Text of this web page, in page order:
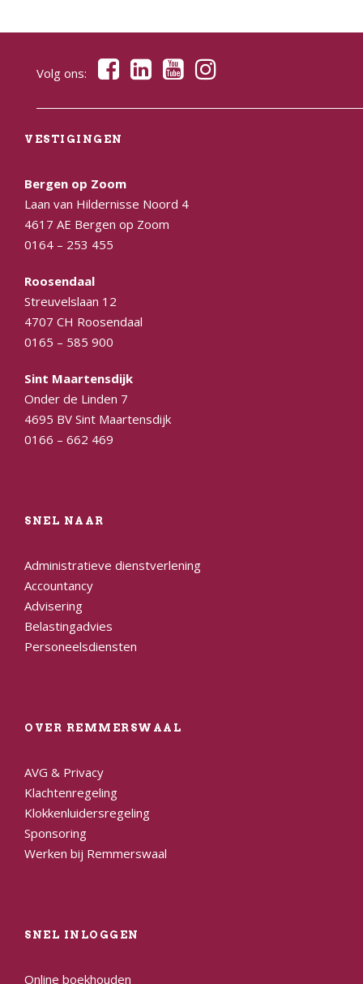
Volg ons:
VESTIGINGEN
Bergen op Zoom
Laan van Hildernisse Noord 4
4617 AE Bergen op Zoom
0164 – 253 455
Roosendaal
Streuvelslaan 12
4707 CH Roosendaal
0165 – 585 900
Sint Maartensdijk
Onder de Linden 7
4695 BV Sint Maartensdijk
0166 – 662 469
SNEL NAAR
Administratieve dienstverlening
Accountancy
Advisering
Belastingadvies
Personeelsdiensten
OVER REMMERSWAAL
AVG & Privacy
Klachtenregeling
Klokkenluidersregeling
Sponsoring
Werken bij Remmerswaal
SNEL INLOGGEN
Online boekhouden